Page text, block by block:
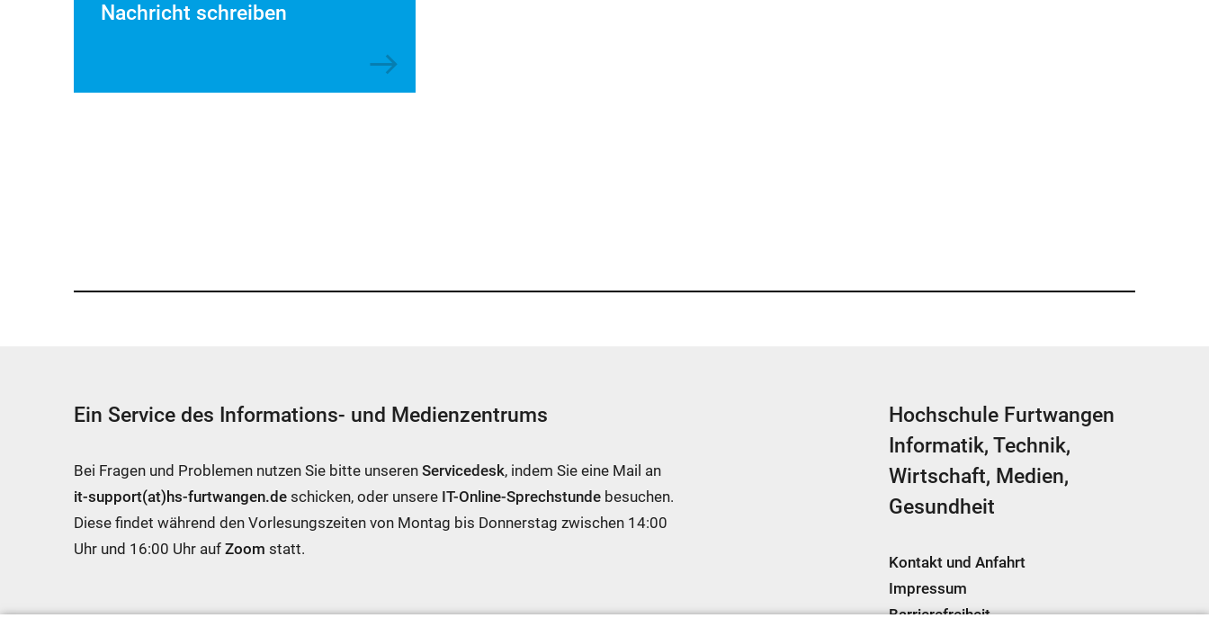
Nachricht schreiben
Ein Service des Informations- und Medienzentrums
Bei Fragen und Problemen nutzen Sie bitte unseren Servicedesk, indem Sie eine Mail an
it-support(at)hs-furtwangen.de schicken, oder unsere IT-Online-Sprechstunde besuchen.
Diese findet während den Vorlesungszeiten von Montag bis Donnerstag zwischen 14:00
Uhr und 16:00 Uhr auf Zoom statt.
Hochschule Furtwangen
Informatik, Technik,
Wirtschaft, Medien,
Gesundheit
Kontakt und Anfahrt
Impressum